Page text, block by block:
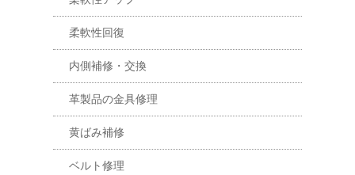
柔軟性回復
内側補修・交換
革製品の金具修理
黄ばみ補修
ベルト修理